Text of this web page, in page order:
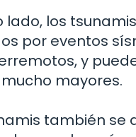
lado, los
por eventos
y
mayores.
también se